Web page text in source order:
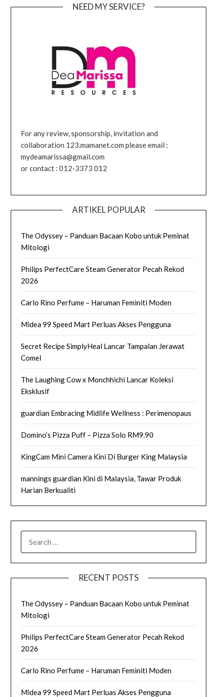
NEED MY SERVICE?
For any review, sponsorship, invitation and
collaboration 123.mamanet.com please email :
mydeamarissa@gmail.com
or contact : 012-3373 012
ARTIKEL POPULAR
The Odyssey – Panduan Bacaan Kobo untuk Peminat
Mitologi
Philips PerfectCare Steam Generator Pecah Rekod
2026
Carlo Rino Perfume – Haruman Feminiti Moden
Midea 99 Speed Mart Perluas Akses Pengguna
Secret Recipe SimplyHeal Lancar Tampalan Jerawat
Comel
The Laughing Cow x Monchhichi Lancar Koleksi
Eksklusif
guardian Embracing Midlife Wellness : Perimenopaus
Domino’s Pizza Puff – Pizza Solo RM9.90
KingCam Mini Camera Kini Di Burger King Malaysia
mannings guardian Kini di Malaysia, Tawar Produk
Harian Berkualiti
FOR:
RECENT POSTS
The Odyssey – Panduan Bacaan Kobo untuk Peminat
Mitologi
Philips PerfectCare Steam Generator Pecah Rekod
2026
Carlo Rino Perfume – Haruman Feminiti Moden
Midea 99 Speed Mart Perluas Akses Pengguna